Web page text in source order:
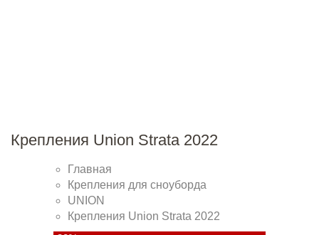
Крепления Union Strata 2022
Главная
Крепления для сноуборда
UNION
Крепления Union Strata 2022